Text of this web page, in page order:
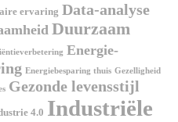
ervaring Data-analyse
Duurzaam
Energie-
Energiebesparing thuis Gezelligheid
Gezonde levensstijl
4.0 Industriële